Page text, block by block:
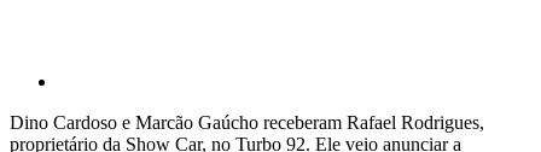
Dino Cardoso e Marcão Gaúcho receberam Rafael Rodrigues,
proprietário da Show Car, no Turbo 92. Ele veio anunciar a